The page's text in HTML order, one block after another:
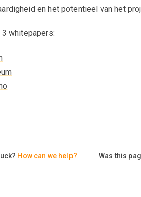
en het potentieel van het
3 whitepapers:
How can we help? Was this